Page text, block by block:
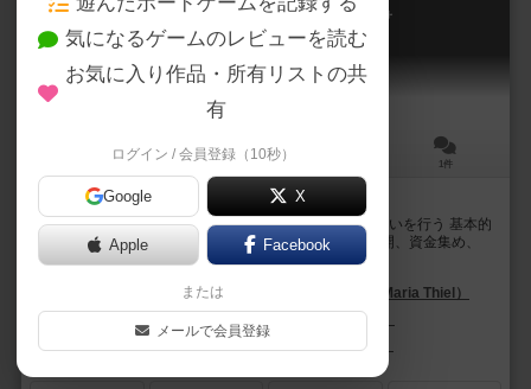
ラ・ファミリア 大マフィア戦争
La Famiglia: The Great Mafia War
120～180分 1件
協力プレイの殴り合い
4ラウンドに渡ってマフィア同士の抗争による縄張り争いを行う 基本的
な動きはアクションの強化をしつつ構成員の補充、展開、資金集め、
抗争の指令を計画フェイズで行い 指令に基づ...
マクシミリアン・マリア・ティール（Maximilian Maria Thiel）
ウェブザー・サンティアゴ（Weberson Santiago）
フォイアーラント シュピーレ（Feuerland Spiele）
気になるゲームのレビューを読む
お気に入り作品・所有リストの共
有
ログイン / 会員登録（10秒）
Google X
Apple Facebook
または
メールで会員登録